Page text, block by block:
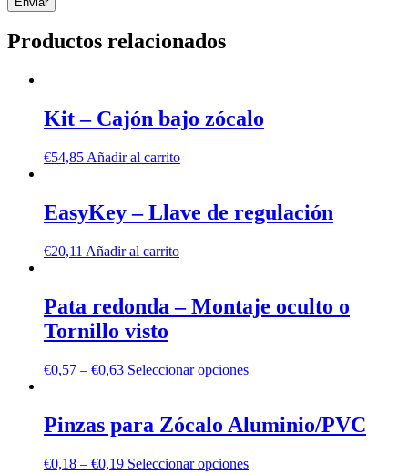
Productos relacionados
Kit – Cajón bajo zócalo
€54,85 Añadir al carrito
EasyKey – Llave de regulación
€20,11 Añadir al carrito
Pata redonda – Montaje oculto o
Tornillo visto
€0,57 – €0,63 Seleccionar opciones
Pinzas para Zócalo Aluminio/PVC
€0,18 – €0,19 Seleccionar opciones